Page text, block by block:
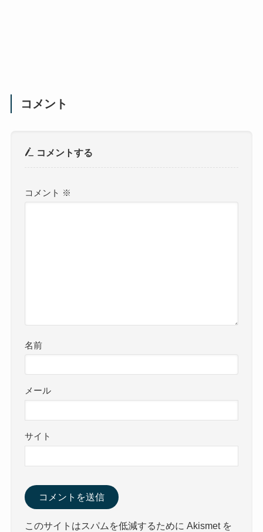
コメント
コメントする
コメント ※
名前
メール
サイト
このサイトはスパムを低減するために Akismet を